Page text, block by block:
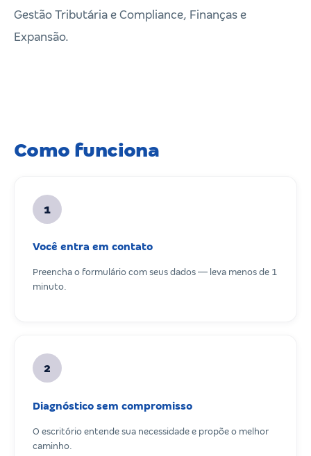
Gestão Tributária e Compliance, Finanças e
Expansão.
Como funciona
1
Você entra em contato
Preencha o formulário com seus dados — leva menos de 1
minuto.
2
Diagnóstico sem compromisso
O escritório entende sua necessidade e propõe o melhor
caminho.